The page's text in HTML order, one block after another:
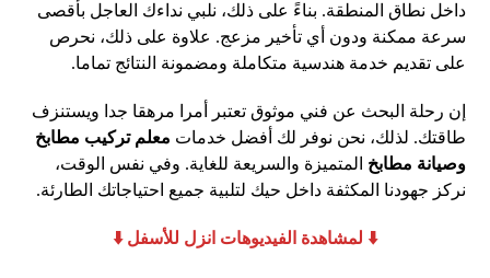
داخل نطاق المنطقة. بناءً على ذلك، نلبي نداءك العاجل بأقصى
سرعة ممكنة ودون أي تأخير مزعج. علاوة على ذلك، نحرص
على تقديم خدمة هندسية متكاملة ومضمونة النتائج تماما.
إن رحلة البحث عن فني موثوق تعتبر أمرا مرهقا جدا ويستنزف
طاقتك. لذلك، نحن نوفر لك أفضل خدمات معلم تركيب مطابخ
وصيانة مطابخ المتميزة والسريعة للغاية. وفي نفس الوقت،
نركز جهودنا المكثفة داخل حيك لتلبية جميع احتياجاتك الطارئة.
​⬇️ لمشاهدة الفيديوهات انزل للأسفل ⬇️